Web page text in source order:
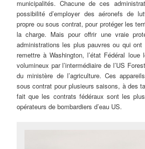
municipalités. Chacune de ces
possibilité d’employer des aéronefs de
propre ou sous contrat, pour protéger les
la charge. Mais pour offrir une vraie
administrations les plus pauvres ou qui
remettre à Washington, l’état Fédéral
volumineux par l’intermédiaire de l’US
du ministère de l’agriculture. Ces
sous contrat pour plusieurs saisons, à des
fait que les contrats fédéraux sont les
opérateurs de bombardiers d’eau US.